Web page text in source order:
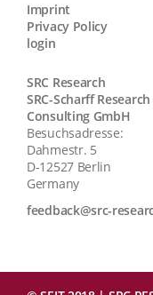
Imprint
Privacy Policy
login
SRC Research
SRC-Scharff
Consulting GmbH
Besuchsadresse:
Dahmestr. 5
D-12527 Berlin
Germany
feedback@src-